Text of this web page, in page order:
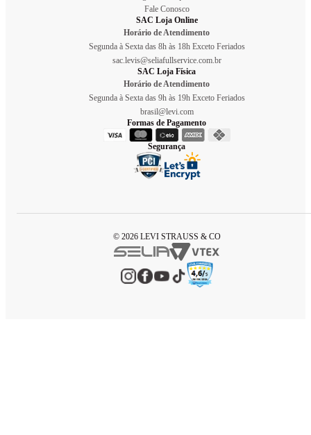
Fale Conosco
SAC Loja Online
Horário de Atendimento
Segunda à Sexta das 8h às 18h Exceto Feriados
sac.levis@seliafullservice.com.br
SAC Loja Física
Horário de Atendimento
Segunda à Sexta das 9h às 19h Exceto Feriados
brasil@levi.com
Formas de Pagamento
Segurança
© 2026 LEVI STRAUSS & CO